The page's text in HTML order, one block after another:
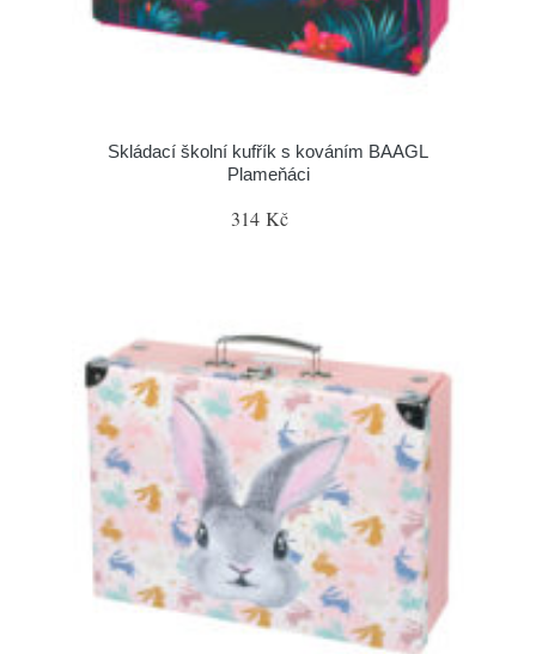
Skládací školní kufřík s kováním BAAGL
Plameňáci
314 Kč